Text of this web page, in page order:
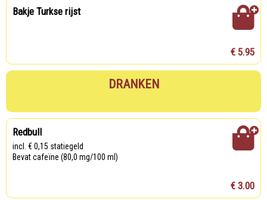
Bakje Turkse rijst
€ 5.95
DRANKEN
Redbull
incl. € 0,15 statiegeld
Bevat cafeïne (80,0 mg/100 ml)
€ 3.00